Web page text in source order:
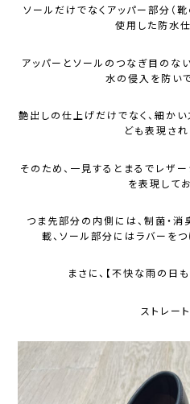
ソールだけでなくアッパー部分（
使用した防水
アッパーとソールのつなぎ目のな
水の侵入を防い
艶出しの仕上げだけでなく、細か
ども表現され
そのため、一見するとまるでレザ
を表現して
つま先部分の内側には、制菌・
載、ソール部分にはラバーを
まさに、【不快な雨の日
ストレー